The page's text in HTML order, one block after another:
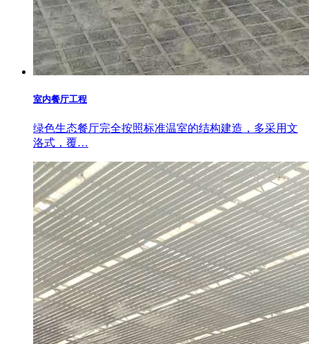
室内餐厅工程
绿色生态餐厅完全按照标准温室的结构建造，多采用文
洛式，覆…